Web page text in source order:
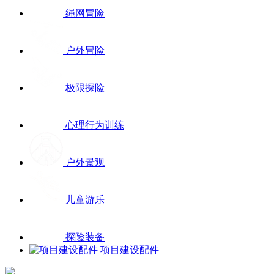
绳网冒险
户外冒险
极限探险
心理行为训练
户外景观
儿童游乐
探险装备
项目建设配件